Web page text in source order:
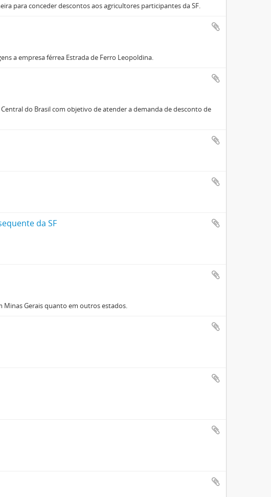
para conceder descontos aos agricultores participantes da SF.
a empresa férrea Estrada de Ferro Leopoldina.
do Brasil com objetivo de atender a demanda de desconto de
da SF
Gerais quanto em outros estados.